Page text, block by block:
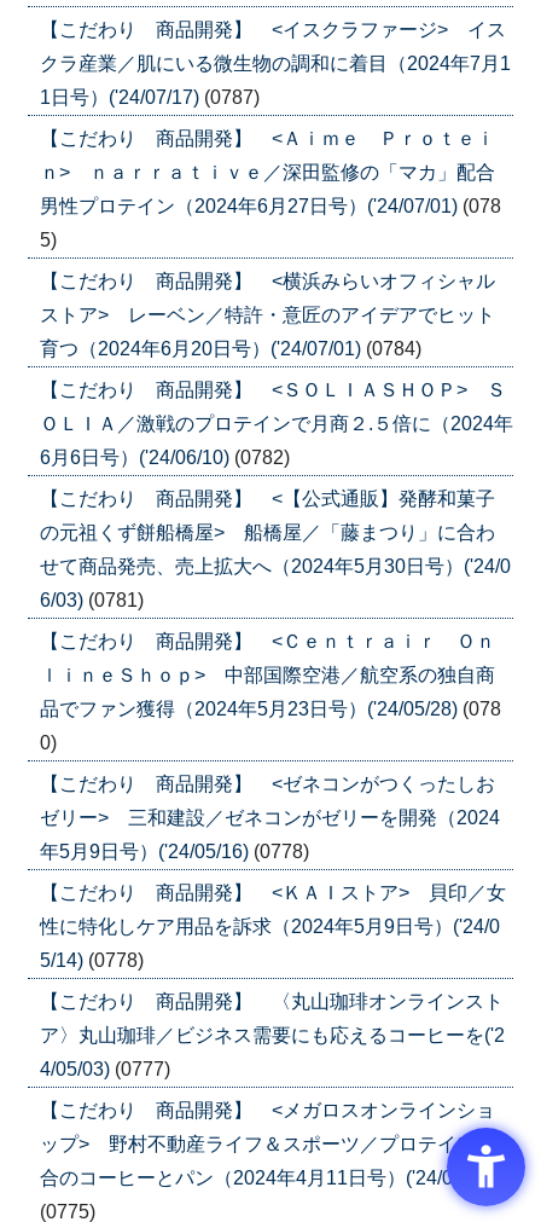
【こだわり 商品開発】 <イスクラファージ> イス
クラ産業／肌にいる微生物の調和に着目（2024年7月1
1日号）('24/07/17) (0787)
【こだわり 商品開発】 <Ａｉｍｅ Ｐｒｏｔｅｉ
ｎ> ｎａｒｒａｔｉｖｅ／深田監修の「マカ」配合
男性プロテイン（2024年6月27日号）('24/07/01) (078
5)
【こだわり 商品開発】 <横浜みらいオフィシャル
ストア> レーベン／特許・意匠のアイデアでヒット
育つ（2024年6月20日号）('24/07/01) (0784)
【こだわり 商品開発】 <ＳＯＬＩＡＳＨＯＰ> Ｓ
ＯＬＩＡ／激戦のプロテインで月商２.５倍に（2024年
6月6日号）('24/06/10) (0782)
【こだわり 商品開発】 <【公式通販】発酵和菓子
の元祖くず餅船橋屋> 船橋屋／「藤まつり」に合わ
せて商品発売、売上拡大へ（2024年5月30日号）('24/0
6/03) (0781)
【こだわり 商品開発】 <Ｃｅｎｔｒａｉｒ Ｏｎ
ｌｉｎｅＳｈｏｐ> 中部国際空港／航空系の独自商
品でファン獲得（2024年5月23日号）('24/05/28) (078
0)
【こだわり 商品開発】 <ゼネコンがつくったしお
ゼリー> 三和建設／ゼネコンがゼリーを開発（2024
年5月9日号）('24/05/16) (0778)
【こだわり 商品開発】 <ＫＡＩストア> 貝印／女
性に特化しケア用品を訴求（2024年5月9日号）('24/0
5/14) (0778)
【こだわり 商品開発】 〈丸山珈琲オンラインスト
ア〉丸山珈琲／ビジネス需要にも応えるコーヒーを('2
4/05/03) (0777)
【こだわり 商品開発】 <メガロスオンラインショ
ップ> 野村不動産ライフ＆スポーツ／プロテイン配
合のコーヒーとパン（2024年4月11日号）('24/04/16)
(0775)